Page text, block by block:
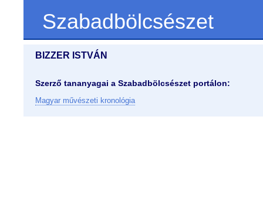
Szabadbölcsészet
BIZZER ISTVÁN
Szerző tananyagai a Szabadbölcsészet portálon:
Magyar művészeti kronológia